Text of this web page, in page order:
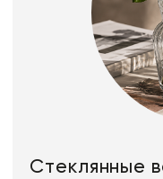
Стеклянные